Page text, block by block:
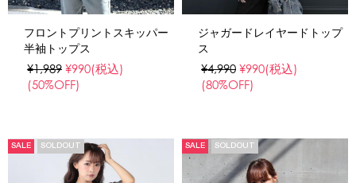
フロントプリントスキッパー
半袖トップス
¥1,989 ¥990(税込)
(50%OFF)
ジャガードレイヤードトップ
ス
¥4,990 ¥990(税込)
(80%OFF)
SALE SOLDOUT SALE SOLDOUT